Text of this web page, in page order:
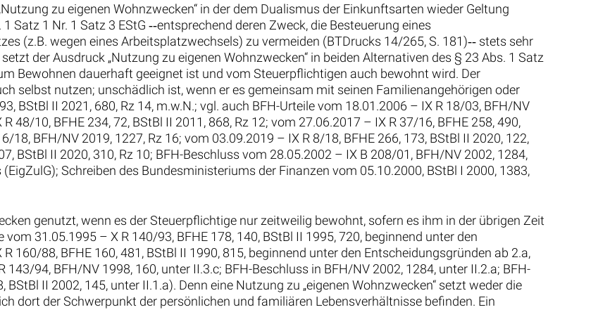
zu eigenen Wohnzwecken“ in der dem Dualismus der Einkunftsarten wieder Geltung
1 Nr. 1 Satz 3 EStG ‑‑entsprechend deren Zweck, die Besteuerung eines
(z.B. wegen eines Arbeitsplatzwechsels) zu vermeiden (BTDrucks 14/265, S. 181)‑‑ stets sehr
der Ausdruck „Nutzung zu eigenen Wohnzwecken“ in beiden Alternativen des § 23 Abs. 1 Satz
Bewohnen dauerhaft geeignet ist und vom Steuerpflichtigen auch bewohnt wird. Der
selbst nutzen; unschädlich ist, wenn er es gemeinsam mit seinen Familienangehörigen oder
BStBl II 2021, 680, Rz 14, m.w.N.; vgl. auch BFH-Urteile vom 18.01.2006 – IX R 18/03, BFH/NV
48/10, BFHE 234, 72, BStBl II 2011, 868, Rz 12; vom 27.06.2017 – IX R 37/16, BFHE 258, 490,
18, BFH/NV 2019, 1227, Rz 16; vom 03.09.2019 – IX R 8/18, BFHE 266, 173, BStBl II 2020, 122,
BStBl II 2020, 310, Rz 10; BFH-Beschluss vom 28.05.2002 – IX B 208/01, BFH/NV 2002, 1284,
Schreiben des Bundesministeriums der Finanzen vom 05.10.2000, BStBl I 2000, 1383,
genutzt, wenn es der Steuerpflichtige nur zeitweilig bewohnt, sofern es ihm in der übrigen Zeit
31.05.1995 – X R 140/93, BFHE 178, 140, BStBl II 1995, 720, beginnend unter den
160/88, BFHE 160, 481, BStBl II 1990, 815, beginnend unter den Entscheidungsgründen ab 2.a,
143/94, BFH/NV 1998, 160, unter II.3.c; BFH-Beschluss in BFH/NV 2002, 1284, unter II.2.a; BFH-
II 2002, 145, unter II.1.a). Denn eine Nutzung zu „eigenen Wohnzwecken“ setzt weder die
dort der Schwerpunkt der persönlichen und familiären Lebensverhältnisse befinden. Ein